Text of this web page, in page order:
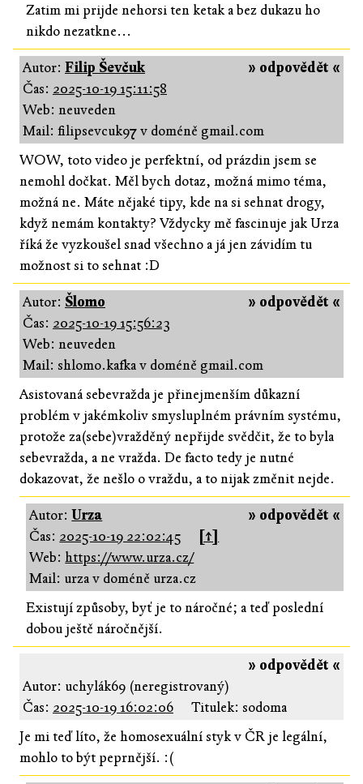
Zatim mi prijde nehorsi ten ketak a bez dukazu ho
nikdo nezatkne...
» odpovědět «
Autor: Filip Ševčuk
Čas: 2025-10-19 15:11:58
Web: neuveden
Mail: filipsevcuk97 v doméně gmail.com
WOW, toto video je perfektní, od prázdin jsem se
nemohl dočkat. Měl bych dotaz, možná mimo téma,
možná ne. Máte nějaké tipy, kde na si sehnat drogy,
když nemám kontakty? Vždycky mě fascinuje jak Urza
říká že vyzkoušel snad všechno a já jen závidím tu
možnost si to sehnat :D
» odpovědět «
Autor: Šlomo
Čas: 2025-10-19 15:56:23
Web: neuveden
Mail: shlomo.kafka v doméně gmail.com
Asistovaná sebevražda je přinejmenším důkazní
problém v jakémkoliv smysluplném právním systému,
protože za(sebe)vražděný nepřijde svědčit, že to byla
sebevražda, a ne vražda. De facto tedy je nutné
dokazovat, že nešlo o vraždu, a to nijak změnit nejde.
» odpovědět «
Autor:Urza
Čas: 2025-10-19 22:02:45
[↑]
Web:https://www.urza.cz/
Mail: urza v doméně urza.cz
Existují způsoby, byť je to náročné; a teď poslední
dobou ještě náročnější.
» odpovědět «
Autor: uchylák69 (neregistrovaný)
Čas: 2025-10-19 16:02:06
Titulek: sodoma
Je mi teď líto, že homosexuální styk v ČR je legální,
mohlo to být peprnější. :(